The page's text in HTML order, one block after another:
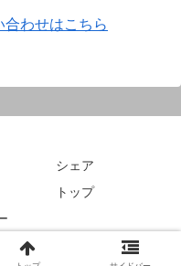
わせはこちら
シェア
トップ
ポータル.